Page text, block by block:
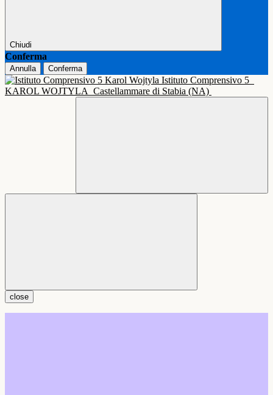
Chiudi
Conferma
Annulla Conferma
Istituto Comprensivo 5
KAROL WOJTYLA Castellammare di Stabia (NA)
close